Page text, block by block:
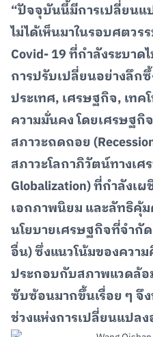
“ปัจจุบันนี้มีการเปลี่ยน
ไม่ได้เห็นมาในรอบศตว
Covid- 19 ที่กำลังระบา
การปรับเปลี่ยนอย่างลึกซึ้
ประเทศ, เศรษฐกิจ, เท
ความมั่นคง โดยเศรษฐ
สภาวะถดถอย
สภาวะโลกาภิวัตน์ทางเศ
Globalization) ที่กำลัง
เอกภาพนิยม และลัทธิคุ้ม
นโยบายเศรษฐกิจที่จำกั
อื่น) ซึ่งแนวโน้มของควา
ประกอบกับสภาพแวดล้อ
ซับซ้อนมากขึ้นเรื่อย ๆ จึ
ช่วงแห่งการเปลี่ยนแปล